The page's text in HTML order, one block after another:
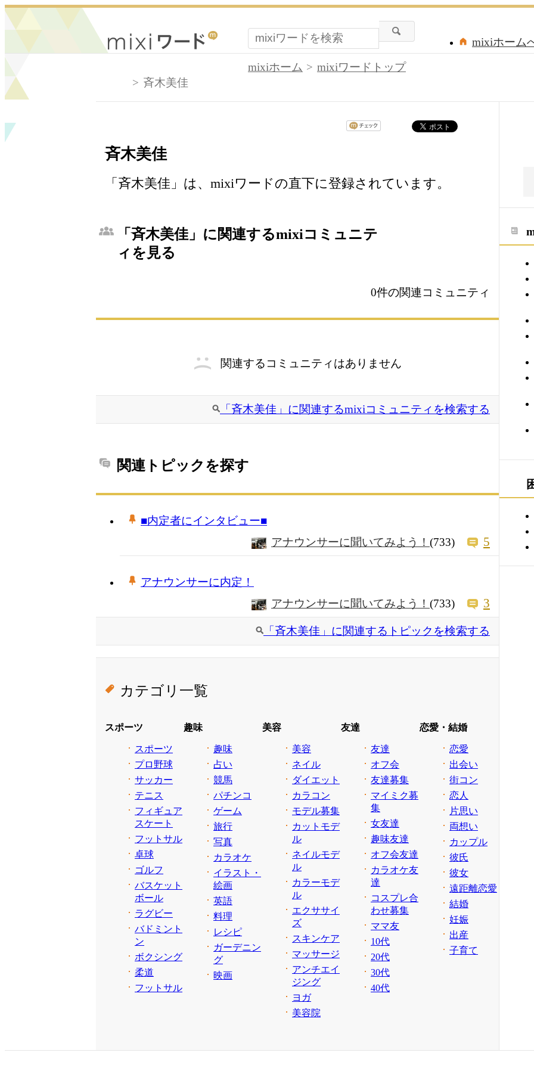
mixiホーム
mixiホーム
mixiワードトップ
斉木美佳
斉木美佳
「斉木美佳」は、mixiワードの直下に登録されています。
「斉木美佳」に関連するmixiコミュニテ
ィを見る
0件の関連コミュニティ
関連するコミュニティはありません
「斉木美佳」に関連するmixiコミュニティを検索する
関連トピックを探す
■内定者にインタビュー■
アナウンサーに聞いてみよう！ (733) 5
アナウンサーに内定！
アナウンサーに聞いてみよう！ (733) 3
「斉木美佳」に関連するトピックを検索する
カテゴリ一覧
スポーツ
スポーツ
プロ野球
サッカー
テニス
フィギュア
スケート
フットサル
卓球
ゴルフ
バスケット
ボール
ラグビー
バドミント
ン
ボクシング
柔道
フットサル
趣味
趣味
占い
競馬
パチンコ
ゲーム
旅行
写真
カラオケ
イラスト・
絵画
英語
料理
レシピ
ガーデニン
グ
映画
美容
美容
ネイル
ダイエット
カラコン
モデル募集
カットモデ
ル
ネイルモデ
ル
カラーモデ
ル
エクササイ
ズ
スキンケア
マッサージ
アンチエイ
ジング
ヨガ
美容院
友達
友達
オフ会
友達募集
マイミク募
集
女友達
趣味友達
オフ会友達
カラオケ友
達
コスプレ合
わせ募集
ママ友
10代
20代
30代
40代
恋愛・結婚
恋愛
出会い
街コン
恋人
片思い
両想い
カップル
彼氏
彼女
遠距離恋愛
結婚
妊娠
出産
子育て